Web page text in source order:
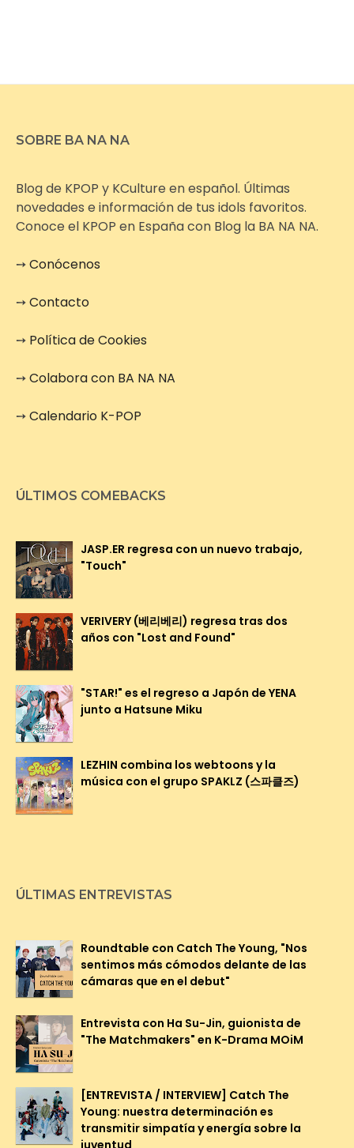
SOBRE BA NA NA
Blog de KPOP y KCulture en español. Últimas
novedades e información de tus idols favoritos.
Conoce el KPOP en España con Blog la BA NA NA.
➙Conócenos
➙Contacto
➙ Política de Cookies
➙Colabora con BA NA NA
➙Calendario K-POP
ÚLTIMOS COMEBACKS
JASP.ER regresa con un nuevo trabajo,
"Touch"
VERIVERY (베리베리) regresa tras dos
años con "Lost and Found"
"STAR!" es el regreso a Japón de YENA
junto a Hatsune Miku
LEZHIN combina los webtoons y la
música con el grupo SPAKLZ (스파클즈)
ÚLTIMAS ENTREVISTAS
Roundtable con Catch The Young, "Nos
sentimos más cómodos delante de las
cámaras que en el debut"
Entrevista con Ha Su-Jin, guionista de
"The Matchmakers" en K-Drama MOiM
[ENTREVISTA / INTERVIEW] Catch The
Young: nuestra determinación es
transmitir simpatía y energía sobre la
juventud